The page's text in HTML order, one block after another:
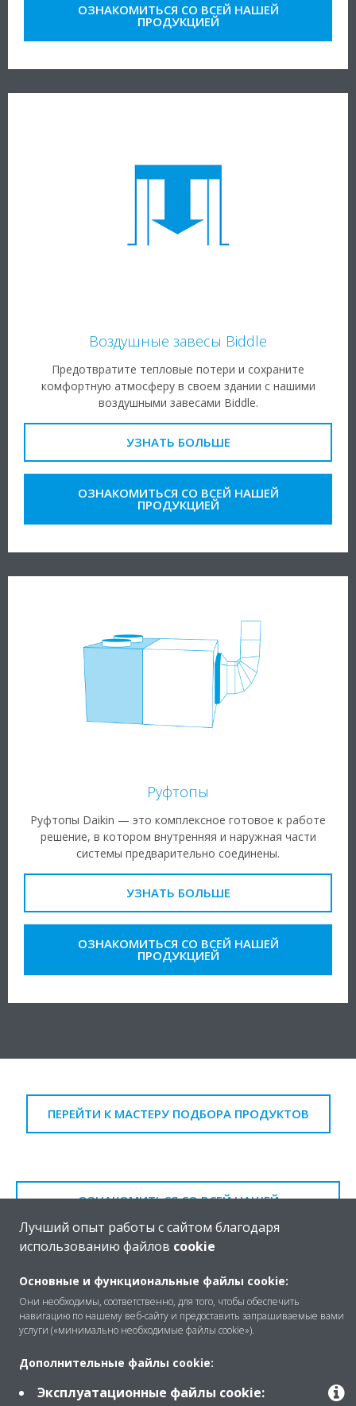
ОЗНАКОМИТЬСЯ СО ВСЕЙ НАШЕЙ
ПРОДУКЦИЕЙ
Воздушные завесы Biddle
Предотвратите тепловые потери и сохраните
комфортную атмосферу в своем здании с нашими
воздушными завесами Biddle.
УЗНАТЬ БОЛЬШЕ
ОЗНАКОМИТЬСЯ СО ВСЕЙ НАШЕЙ
ПРОДУКЦИЕЙ
Руфтопы
Руфтопы Daikin — это комплексное готовое к работе
решение, в котором внутренняя и наружная части
системы предварительно соединены.
УЗНАТЬ БОЛЬШЕ
ОЗНАКОМИТЬСЯ СО ВСЕЙ НАШЕЙ
ПРОДУКЦИЕЙ
ПЕРЕЙТИ К МАСТЕРУ ПОДБОРА ПРОДУКТОВ
ОЗНАКОМИТЬСЯ СО ВСЕЙ НАШЕЙ
Найти больше информации
ПОМОЩЬ
Лучший опыт работы с сайтом благодаря
использованию файлов cookie
Основные и функциональные файлы cookie:
Они необходимы, соответственно, для того, чтобы обеспечить
навигацию по нашему веб-сайту и предоставить запрашиваемые вами
услуги («минимально необходимые файлы cookie»).
Дополнительные файлы cookie:
Эксплуатационные файлы cookie: